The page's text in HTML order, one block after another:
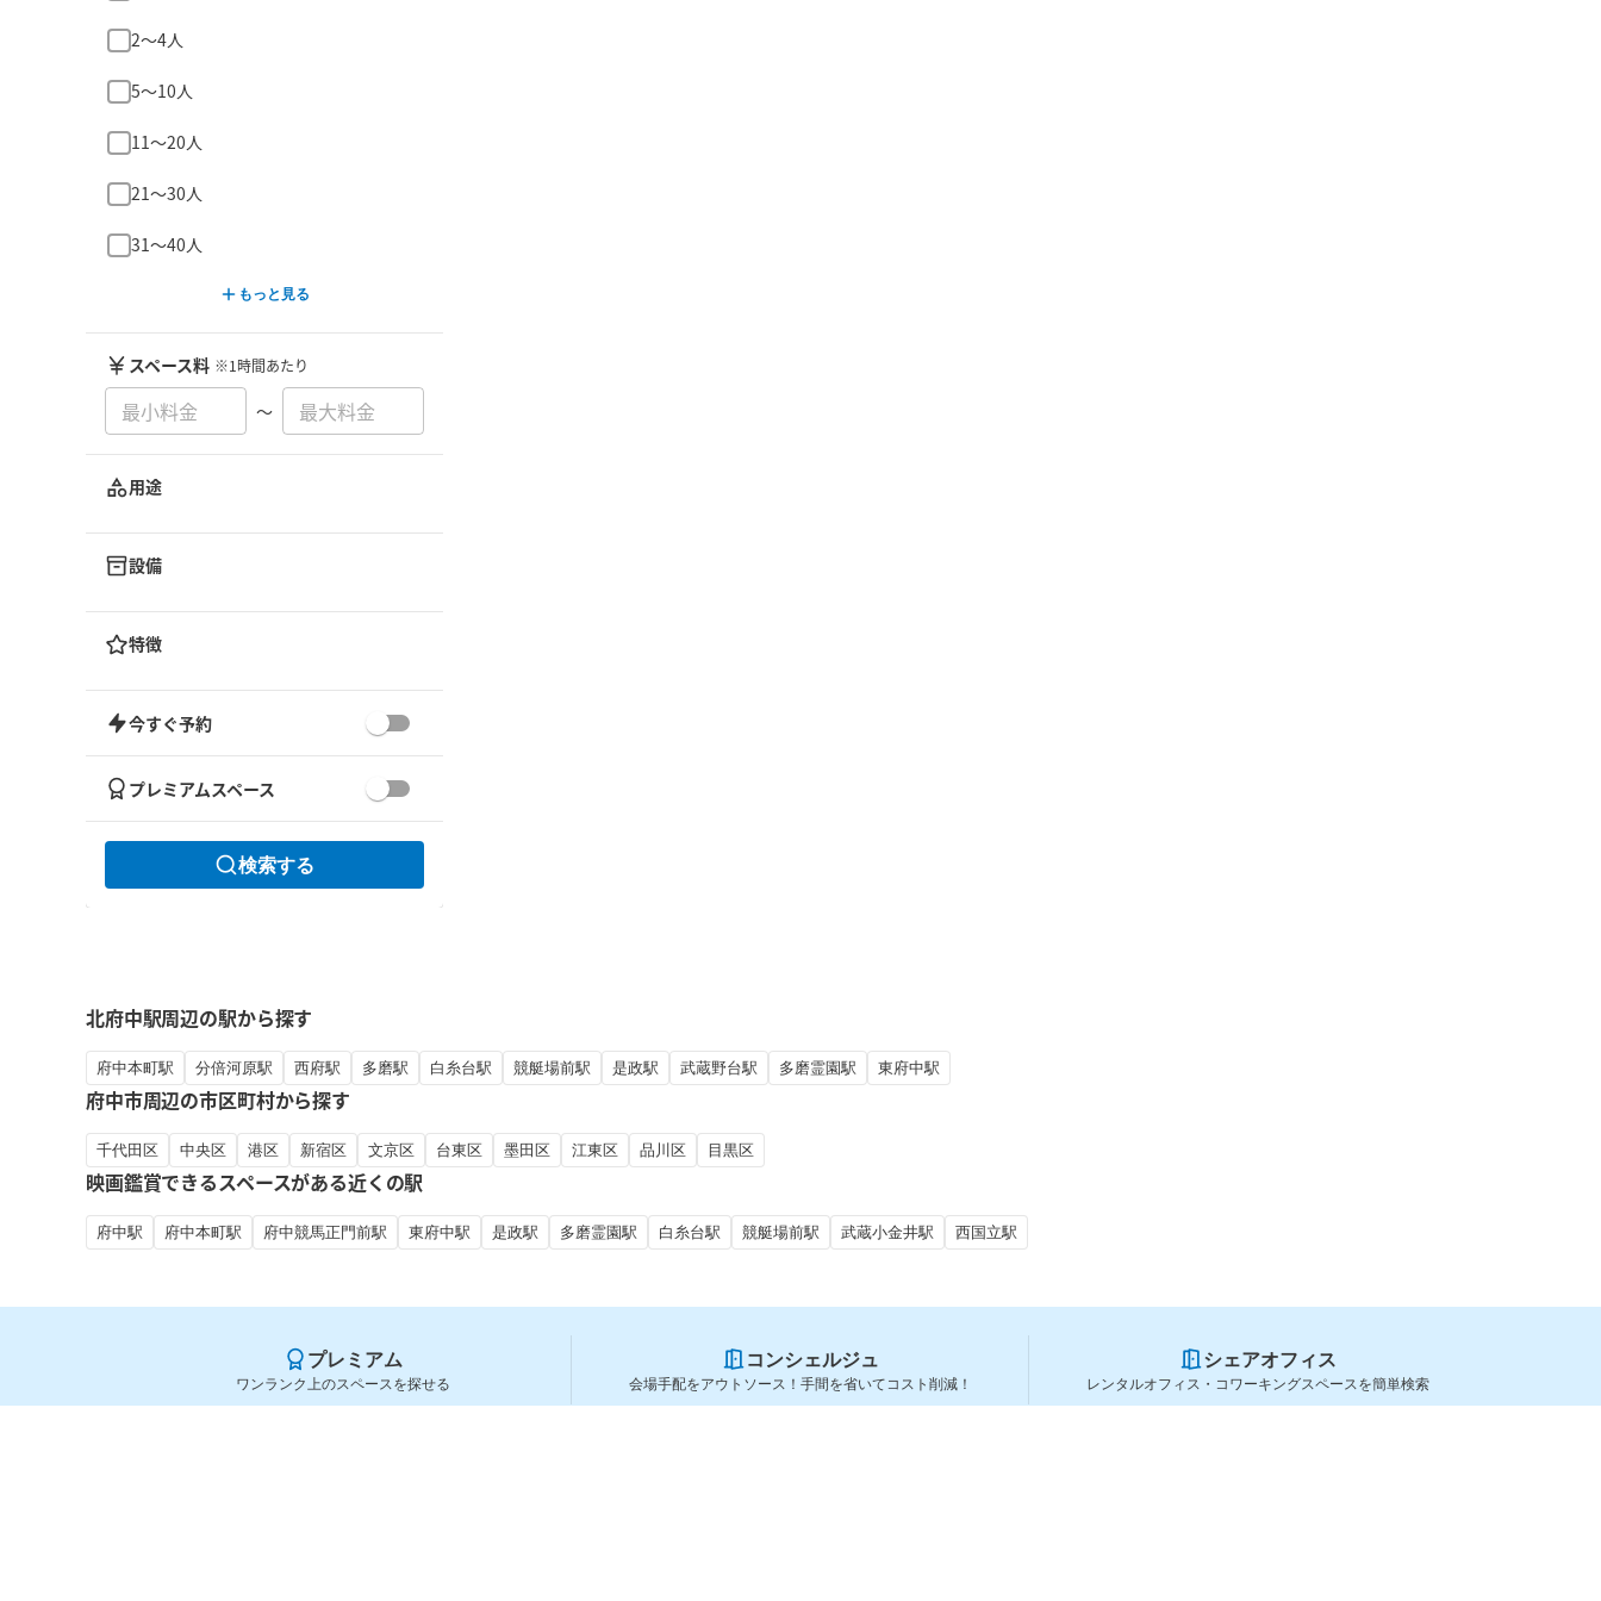
2〜4人
5〜10人
11〜20人
21〜30人
31〜40人
もっと見る
スペース料 ※1時間あたり
〜
用途
設備
特徴
今すぐ予約
プレミアムスペース
検索する
北府中駅周辺の駅から探す
府中本町駅 分倍河原駅 西府駅 多磨駅 白糸台駅 競艇場前駅 是政駅 武蔵野台駅 多磨霊園駅 東府中駅
府中市周辺の市区町村から探す
千代田区 中央区 港区 新宿区 文京区 台東区 墨田区 江東区 品川区 目黒区
映画鑑賞できるスペースがある近くの駅
府中駅 府中本町駅 府中競馬正門前駅 東府中駅 是政駅 多磨霊園駅 白糸台駅 競艇場前駅 武蔵小金井駅 西国立駅
プレミアム
ワンランク上のスペースを探せる
コンシェルジュ
会場手配をアウトソース！手間を省いてコスト削減！
シェアオフィス
レンタルオフィス・コワーキングスペースを簡単検索